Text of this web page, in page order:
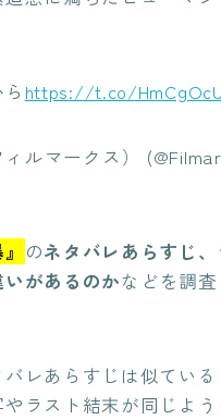
https://t.co/
ルマークス）
のネタバレあらすじ
があるのかなどを調
レあらすじは似てい
ラスト結末が同じよう